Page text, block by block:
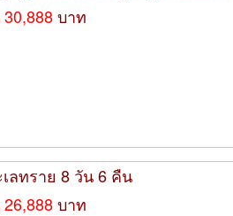
30,888บาท
ลทราย 8 วัน 6 คืน
26,888บาท